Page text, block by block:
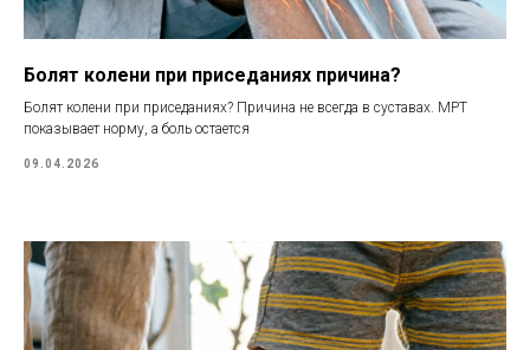
Болят колени при приседаниях причина?
Болят колени при приседаниях? Причина не всегда в суставах. МРТ
показывает норму, а боль остается
09.04.2026